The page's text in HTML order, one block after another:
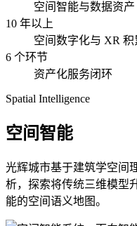
空间智能与数据资产
10 年以上
空间数字化与 XR 积
6 个环节
资产化服务闭环
Spatial Intelligence
空间智能
光辉城市基于建筑学空间
析，探索将传统三维模型
能的空间语义地图。